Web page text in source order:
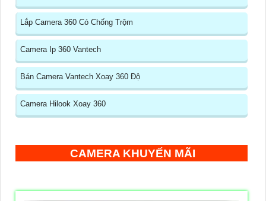
Lắp Camera 360 Có Chống Trộm
Camera Ip 360 Vantech
Bán Camera Vantech Xoay 360 Độ
Camera Hilook Xoay 360
CAMERA KHUYẾN MÃI